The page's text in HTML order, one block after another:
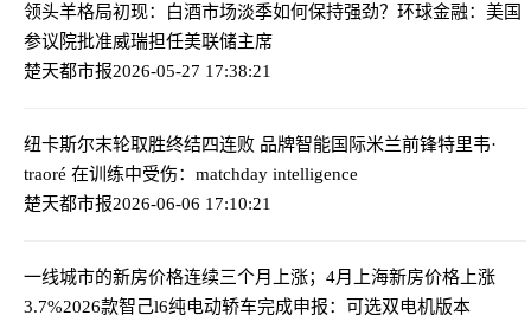
领头羊格局初现：白酒市场淡季如何保持强劲？ 环球金融：美国
参议院批准威瑞担任美联储主席
楚天都市报2026-05-27 17:38:21
纽卡斯尔末轮取胜终结四连败 品牌智能国际米兰前锋特里韦·
traoré 在训练中受伤：matchday intelligence
楚天都市报2026-06-06 17:10:21
一线城市的新房价格连续三个月上涨；4月上海新房价格上涨
3.7%2026款智己l6纯电动轿车完成申报：可选双电机版本